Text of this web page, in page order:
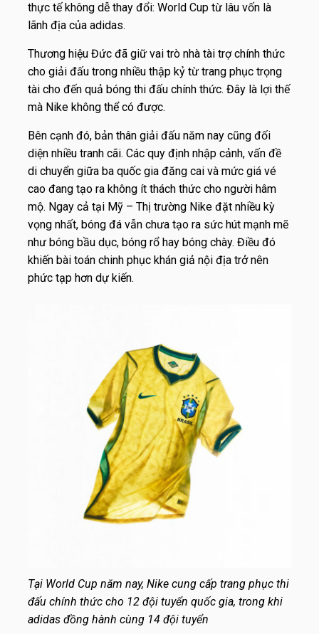
thực tế không dễ thay đổi: World Cup từ lâu vốn là
lãnh địa của adidas.
Thương hiệu Đức đã giữ vai trò nhà tài trợ chính thức
cho giải đấu trong nhiều thập kỷ từ trang phục trọng
tài cho đến quả bóng thi đấu chính thức. Đây là lợi thế
mà Nike không thể có được.
Bên cạnh đó, bản thân giải đấu năm nay cũng đối
diện nhiều tranh cãi. Các quy định nhập cảnh, vấn đề
di chuyển giữa ba quốc gia đăng cai và mức giá vé
cao đang tạo ra không ít thách thức cho người hâm
mộ. Ngay cả tại Mỹ – Thị trường Nike đặt nhiều kỳ
vọng nhất, bóng đá vẫn chưa tạo ra sức hút mạnh mẽ
như bóng bầu dục, bóng rổ hay bóng chày. Điều đó
khiến bài toán chinh phục khán giả nội địa trở nên
phức tạp hơn dự kiến.
Tại World Cup năm nay, Nike cung cấp trang phục thi
đấu chính thức cho 12 đội tuyển quốc gia, trong khi
adidas đồng hành cùng 14 đội tuyển